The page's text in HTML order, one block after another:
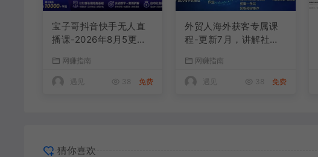
宝子哥抖音快手无人直
播课-2026年8月5更新
号，稳号防封技术，搭
建自动化直播变现体系
网赚指南
遇见 38 免费
外贸人海外获客专属课
程-更新7月，讲解社媒
法，，系统掌握海外客
户开发全流程实战方法
网赚指南
遇见 38 免费
猜你喜欢